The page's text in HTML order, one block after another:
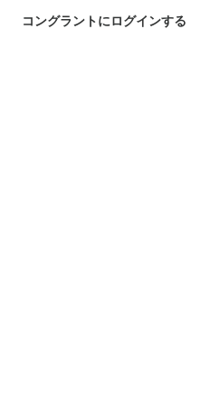
コングラントにログインする